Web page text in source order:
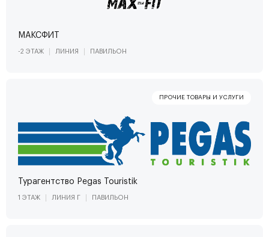
МАКСФИТ
-2 ЭТАЖ ЛИНИЯ ПАВИЛЬОН
Турагентство Pegas Touristik
1 ЭТАЖ ЛИНИЯ Г ПАВИЛЬОН